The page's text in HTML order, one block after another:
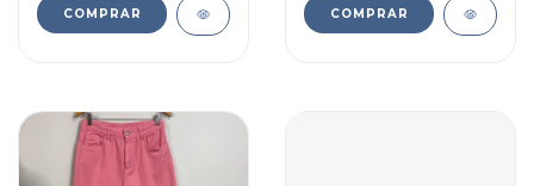
COMPRAR COMPRAR